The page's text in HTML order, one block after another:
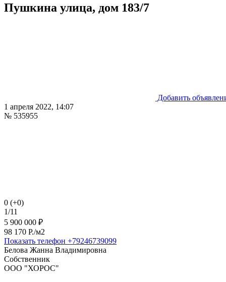
Пушкина улица, дом 183/7
Добавить
1 апреля 2022, 14:07
№ 535955
0 (+0)
1/11
5 900 000 ₽
98 170 P./м2
Показать телефон +79246739099
Белова Жанна Владимировна
Собственник
ООО "ХОРОС"